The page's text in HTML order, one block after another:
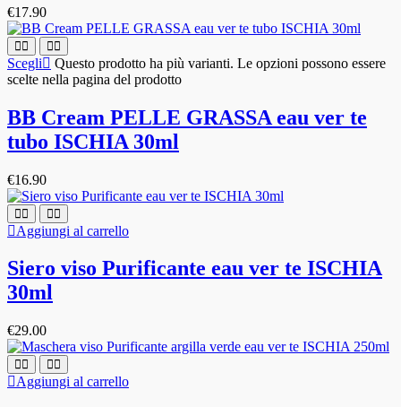
€17.90
Scegli
Questo prodotto ha più varianti. Le opzioni possono essere
scelte nella pagina del prodotto
BB Cream PELLE GRASSA eau ver te
tubo ISCHIA 30ml
€16.90
Aggiungi al carrello
Siero viso Purificante eau ver te ISCHIA
30ml
€29.00
Aggiungi al carrello